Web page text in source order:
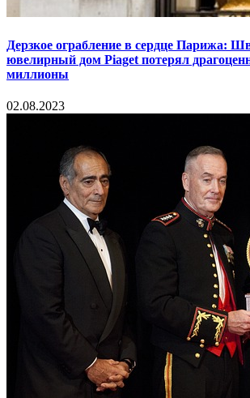
Дерзкое ограбление в сердце Парижа:
ювелирный дом Piaget потерял
миллионы
02.08.2023